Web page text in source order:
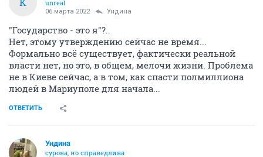
unreal
06 марта 2022 Ундинa
"Государство - это я"?..
Нет, этому утверждению сейчас не время...
Формально всё существует, фактически реальной
власти нет, но это, в общем, мелочи жизни. Проблема
не в Киеве сейчас, а в том, как спасти полмиллиона
людей в Мариуполе для начала...
ОТВЕТИТЬ
Ундинa
сурова, но справедлива